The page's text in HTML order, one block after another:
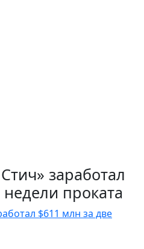
заработал
проката
$611 млн за две